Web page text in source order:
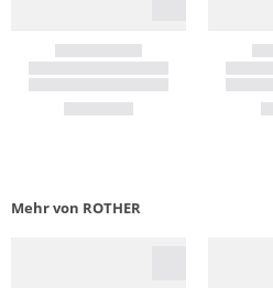
Mehr von ROTHER